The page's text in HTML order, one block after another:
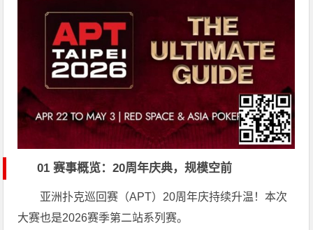
01 赛事概览：20周年庆典，规模空前
亚洲扑克巡回赛（APT）20周年庆持续升温！本次
大赛也是2026赛季第二站系列赛。